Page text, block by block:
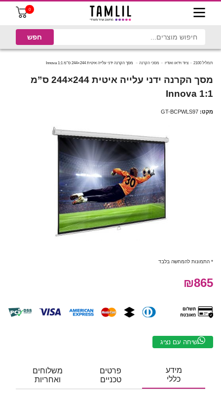
0
תמליל 2100 ציוד וידאו ואודיו מסכי הקרנה מסך הקרנה ידני עלייה איטית 244×244 ס”מ 1:1 Innova
מסך הקרנה ידני עלייה איטית 244×244 ס”מ
1:1 Innova
מקט: GT-BCPWLS97
* התמונות להמחשה בלבד
₪865
שיחה עם נציג
מידע
כללי
פרטים
טכניים
משלוחים
ואחריות